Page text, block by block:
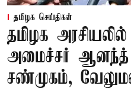
தமிழக செய்திகள்
தமிழக அரசியலில்
அமைச்சர் ஆனந்த்
சண்முகம்,